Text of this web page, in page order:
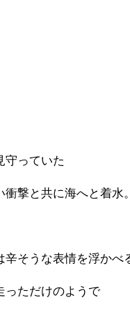
守っていた
撃と共に海へと着水。
辛そうな表情を浮かべ
っただけのようで